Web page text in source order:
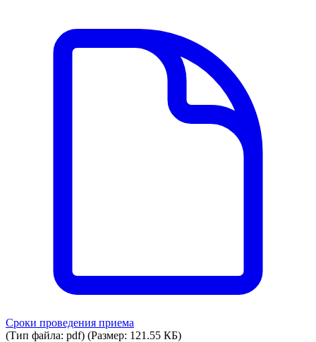
Сроки проведения приема
(Тип файла: pdf) (Размер: 121.55 КБ)